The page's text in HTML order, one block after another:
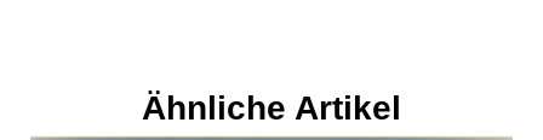
Ähnliche Artikel